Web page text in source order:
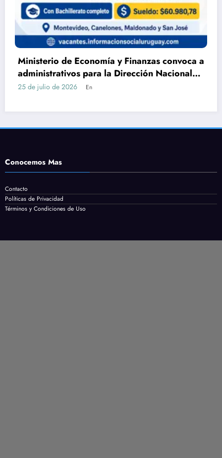
a
DGEIP abre llamado para Auxiliar de
Servicio en Maldonado: requisitos,
cómo postularse
24 de julio de 2026
Conocemos Mas
Contacto
Políticas de Privacidad
Términos y Condiciones de Uso